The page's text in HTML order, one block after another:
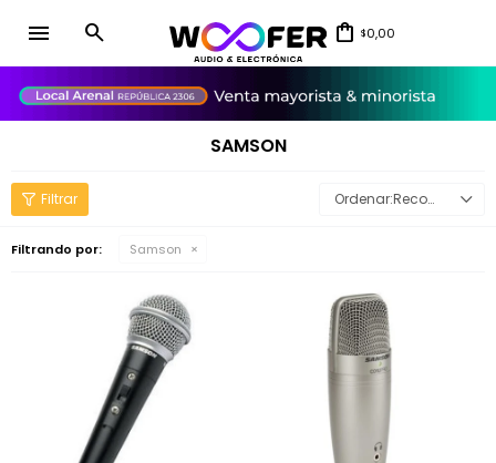
menu $0,00
SAMSON
Recomendados
Filtrando por: Samson
close